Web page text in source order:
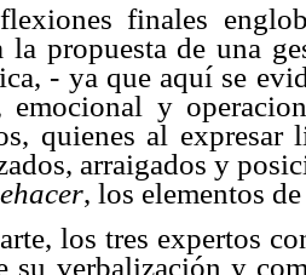
finales
la propuesta de una
- ya que aquí se
emocional y
quienes al expresar
arraigados y
, los elementos
los tres expertos
su verbalización y